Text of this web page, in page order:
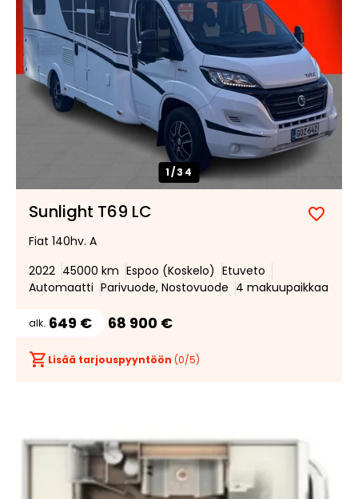
1/34
Sunlight T69 LC
Lisää
Fiat 140hv. A
2022 45000 km Espoo (Koskelo) Etuveto
Automaatti Parivuode, Nostovuode 4 makuupaikkaa
alk. 649 € 68 900 €
Lisää tarjouspyyntöön (0/5)